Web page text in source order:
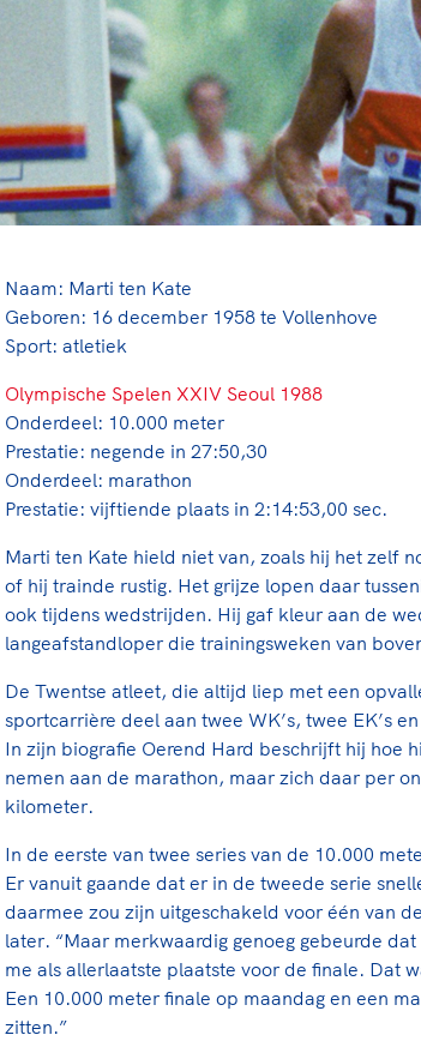
Naam: Marti ten Kate
Geboren: 16 december 1958 te Vollenhove
Sport: atletiek
Olympische Spelen XXIV Seoul 1988
Onderdeel: 10.000 meter
Prestatie: negende in 27:50,30
Onderdeel: marathon
Prestatie: vijftiende plaats in 2:14:53,00 sec.
Marti ten Kate hield niet van, zoals hij het zelf
of hij trainde rustig. Het grijze lopen daar
ook tijdens wedstrijden. Hij gaf kleur aan de
langeafstandloper die trainingsweken van
De Twentse atleet, die altijd liep met een
sportcarrière deel aan twee WK’s, twee EK’s
In zijn biografie Oerend Hard beschrijft hij hoe
nemen aan de marathon, maar zich daar per
kilometer.
In de eerste van twee series van de 10.000
Er vanuit gaande dat er in de tweede serie
daarmee zou zijn uitgeschakeld voor één van
later. “Maar merkwaardig genoeg gebeurde
me als allerlaatste plaatste voor de finale. Dat
Een 10.000 meter finale op maandag en een
zitten.”